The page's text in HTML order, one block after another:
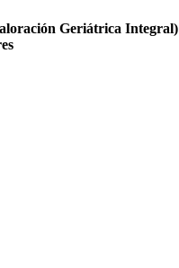
Geriátrica Integral)